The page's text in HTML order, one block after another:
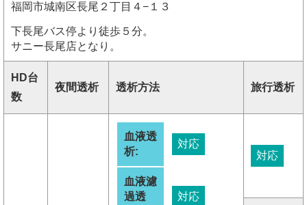
福岡市城南区長尾２丁目４−１３
下長尾バス停より徒歩５分。
サニー長尾店となり。
HD台
数
夜間透析 透析方法 旅行透析
血液透
析:
対応
血液濾
過透
対応
対応